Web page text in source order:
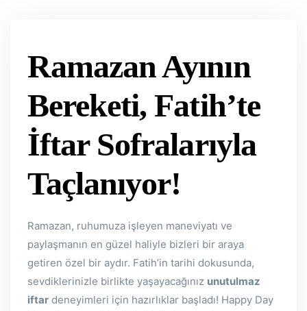
Ramazan Ayının
Bereketi, Fatih’te
İftar Sofralarıyla
Taçlanıyor!
Ramazan, ruhumuza işleyen maneviyatı ve
paylaşmanın en güzel haliyle bizleri bir araya
getiren özel bir aydır. Fatih’in tarihi dokusunda,
sevdiklerinizle birlikte yaşayacağınız unutulmaz
iftar deneyimleri için hazırlıklar başladı! Happy Day